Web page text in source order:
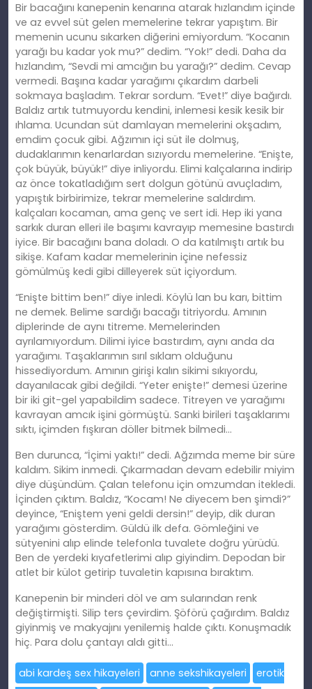
Bir bacağını kanepenin kenarına atarak hızlandım içinde
ve az evvel süt gelen memelerine tekrar yapıştım. Bir
memenin ucunu sıkarken diğerini emiyordum. “Kocanın
yarağı bu kadar yok mu?” dedim. “Yok!” dedi. Daha da
hızlandım, “Sevdi mi amcığın bu yarağı?” dedim. Cevap
vermedi. Başına kadar yarağımı çıkardım darbeli
sokmaya başladım. Tekrar sordum. “Evet!” diye bağırdı.
Baldız artık tutmuyordu kendini, inlemesi kesik kesik bir
ıhlama. Ucundan süt damlayan memelerini okşadım,
emdim çocuk gibi. Ağzımın içi süt ile dolmuş,
dudaklarımın kenarlardan sızıyordu memelerine. “Enişte,
çok büyük, büyük!” diye inliyordu. Elimi kalçalarına indirip
az önce tokatladığım sert dolgun götünü avuçladım,
yapıştık birbirimize, tekrar memelerine saldırdım.
kalçaları kocaman, ama genç ve sert idi. Hep iki yana
sarkık duran elleri ile başımı kavrayıp memesine bastırdı
iyice. Bir bacağını bana doladı. O da katılmıştı artık bu
sikişe. Kafam kadar memelerinin içine nefessiz
gömülmüş kedi gibi dilleyerek süt içiyordum.
“Enişte bittim ben!” diye inledi. Köylü lan bu karı, bittim
ne demek. Belime sardığı bacağı titriyordu. Amının
diplerinde de aynı titreme. Memelerinden
ayrılamıyordum. Dilimi iyice bastırdım, aynı anda da
yarağımı. Taşaklarımın sırıl sıklam olduğunu
hissediyordum. Amının girişi kalın sikimi sıkıyordu,
dayanılacak gibi değildi. “Yeter enişte!” demesi üzerine
bir iki git-gel yapabildim sadece. Titreyen ve yarağımı
kavrayan amcık işini görmüştü. Sanki birileri taşaklarımı
sıktı, içimden fışkıran döller bitmek bilmedi…
Ben durunca, “İçimi yaktı!” dedi. Ağzımda meme bir süre
kaldım. Sikim inmedi. Çıkarmadan devam edebilir miyim
diye düşündüm. Çalan telefonu için omzumdan itekledi.
İçinden çıktım. Baldız, “Kocam! Ne diyecem ben şimdi?”
deyince, “Eniştem yeni geldi dersin!” deyip, dik duran
yarağımı gösterdim. Güldü ilk defa. Gömleğini ve
sütyenini alıp elinde telefonla tuvalete doğru yürüdü.
Ben de yerdeki kıyafetlerimi alıp giyindim. Depodan bir
atlet bir külot getirip tuvaletin kapısına bıraktım.
Kanepenin bir minderi döl ve am sularından renk
değiştirmişti. Silip ters çevirdim. Şöförü çağırdım. Baldız
giyinmiş ve makyajını yenilemiş halde çıktı. Konuşmadık
hiç. Para dolu çantayı aldı gitti…
abi kardeş sex hikayeleri anne sekshikayeleri
erotik